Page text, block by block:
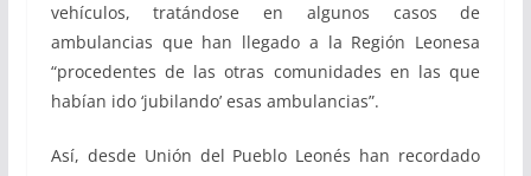
vehículos, tratándose en algunos casos de
ambulancias que han llegado a la Región Leonesa
“procedentes de las otras comunidades en las que
habían ido ‘jubilando’ esas ambulancias”.
Así, desde Unión del Pueblo Leonés han recordado